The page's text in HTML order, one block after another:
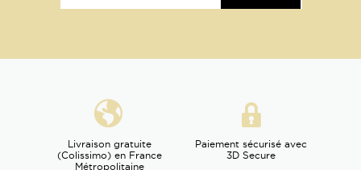
Livraison gratuite
(Colissimo) en France
Métropolitaine
Paiement sécurisé avec
3D Secure